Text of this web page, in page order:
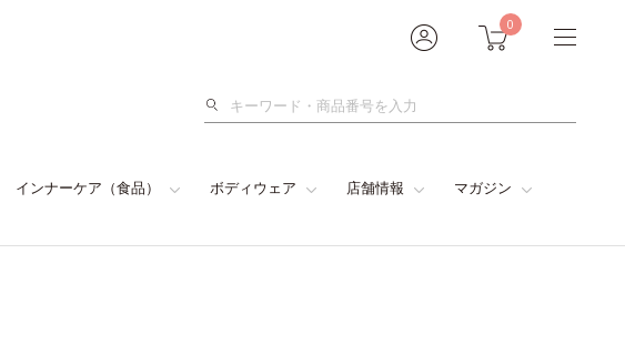
0
検
インナーケア（食品） ボディウェア 店舗情報 マガジン